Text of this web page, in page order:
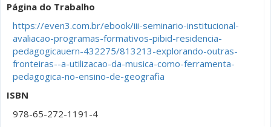
Página do Trabalho
https://even3.com.br/ebook/iii-seminario-institucional-
avaliacao-programas-formativos-pibid-residencia-
pedagogicauern-432275/813213-explorando-outras-
fronteiras--a-utilizacao-da-musica-como-ferramenta-
pedagogica-no-ensino-de-geografia
ISBN
978-65-272-1191-4